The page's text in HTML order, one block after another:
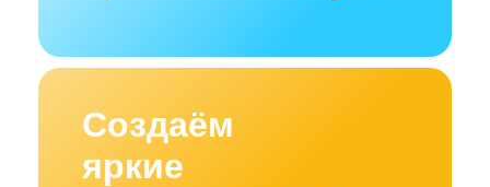
Создаём
яркие